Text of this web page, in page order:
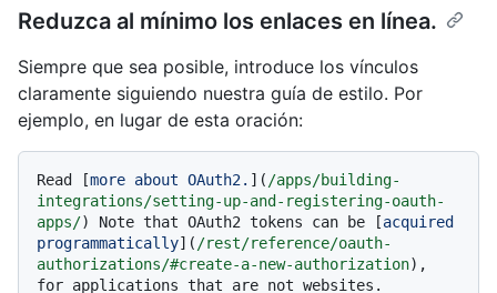
Reduzca al mínimo los enlaces en línea.
Siempre que sea posible, introduce los vínculos
claramente siguiendo nuestra guía de estilo. Por
ejemplo, en lugar de esta oración:
Read [more about OAuth2. ](/apps/building-
integrations/setting-up-and-registering-oauth-
apps/) Note that OAuth2 tokens can be [acquired
programmatically](/rest/reference/oauth-
authorizations/#create-a-new-authorization),